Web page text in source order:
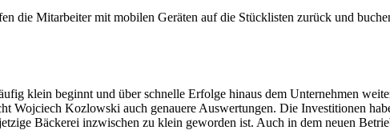
die Mitarbeiter mit mobilen Geräten auf die Stücklisten zurück und
klein beginnt und über schnelle Erfolge hinaus dem Unternehmen
Wojciech Kozlowski auch genauere Auswertungen. Die Investitionen
Bäckerei inzwischen zu klein geworden ist. Auch in dem neuen